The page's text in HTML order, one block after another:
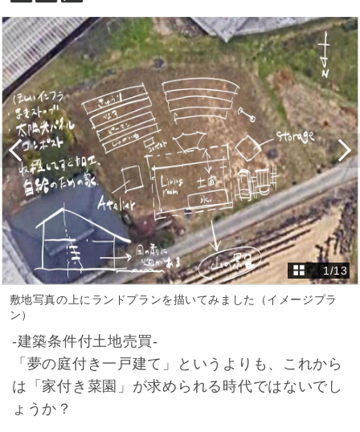
1 /13
敷地写真の上にランドプランを描いてみました（イメージプラ
ン）
-建築条件付土地売買-
「夢の庭付き一戸建て」というよりも、これから
は「家付き菜園」が求められる時代ではないでし
ょうか？